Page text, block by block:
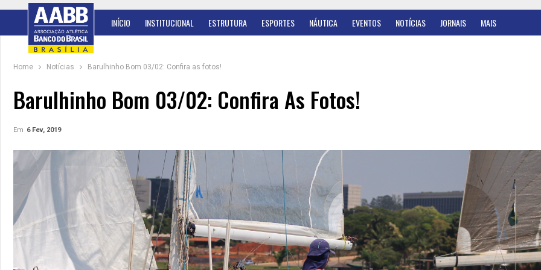
INÍCIO INSTITUCIONAL ESTRUTURA ESPORTES NÁUTICA EVENTOS NOTÍCIAS JORNAIS MAIS
Home Notícias Barulhinho Bom 03/02: Confira as fotos!
Barulhinho Bom 03/02: Confira As Fotos!
Em 6 Fev, 2019